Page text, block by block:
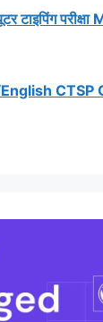
टाइपिंग
CTSP